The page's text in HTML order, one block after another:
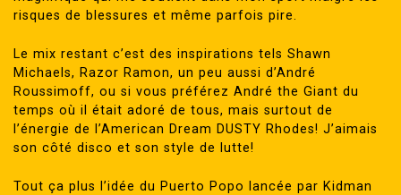
risques de blessures et même parfois pire.
Le mix restant c’est des inspirations tels Shawn
Michaels, Razor Ramon, un peu aussi d’André
Roussimoff, ou si vous préférez André the Giant du
temps où il était adoré de tous, mais surtout de
l’énergie de l’American Dream DUSTY Rhodes! J’aimais
son côté disco et son style de lutte!
Tout ça plus l’idée du Puerto Popo lancée par Kidman